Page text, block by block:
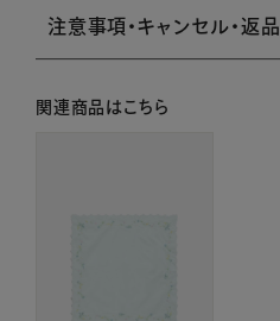
注意事項・キャンセル・返品
関連商品はこちら